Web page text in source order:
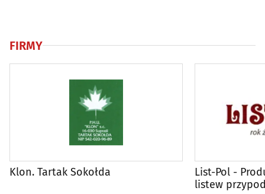
FIRMY
Klon. Tartak Sokołda
List-Pol -
listew